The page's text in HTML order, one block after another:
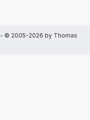
- © 2005-2026 by Thomas